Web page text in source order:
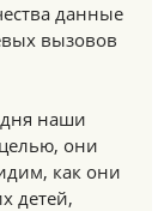
данные
вызовов
наши
они
как они
детей,